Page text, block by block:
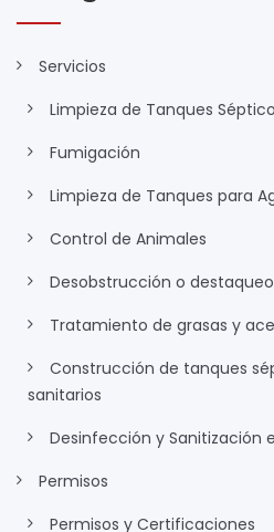
Servicios
Limpieza de Tanques
Fumigación
Limpieza de Tanques para
Control de Animales
Desobstrucción o
Tratamiento de grasas y
Construcción de tanques
sanitarios
Desinfección y Sanitización
Permisos
Permisos y Certificaciones